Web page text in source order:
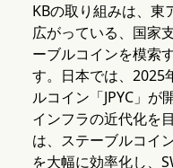
KBの取り組みは、東
広がっている、国家
ーブルコインを模索
す。日本では、2025
ルコイン「JPYC」
インフラの近代化を
は、ステーブルコイ
を大幅に効率化し、